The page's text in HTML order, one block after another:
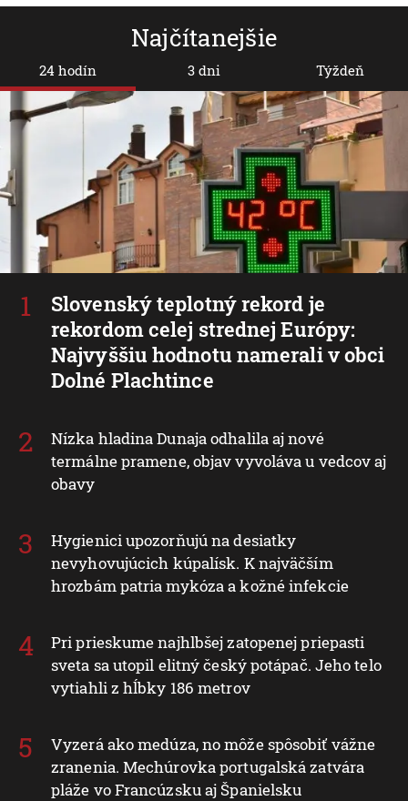
Najčítanejšie
24 hodín
Slovenský teplotný rekord je
rekordom celej strednej Európy:
Najvyššiu hodnotu namerali v obci
Dolné Plachtince
Nízka hladina Dunaja odhalila aj nové
termálne pramene, objav vyvoláva u vedcov aj
obavy
Hygienici upozorňujú na desiatky
nevyhovujúcich kúpalísk. K najväčším
hrozbám patria mykóza a kožné infekcie
Pri prieskume najhlbšej zatopenej priepasti
sveta sa utopil elitný český potápač. Jeho telo
vytiahli z hĺbky 186 metrov
Vyzerá ako medúza, no môže spôsobiť vážne
zranenia. Mechúrovka portugalská zatvára
pláže vo Francúzsku aj Španielsku
3 dni Týždeň